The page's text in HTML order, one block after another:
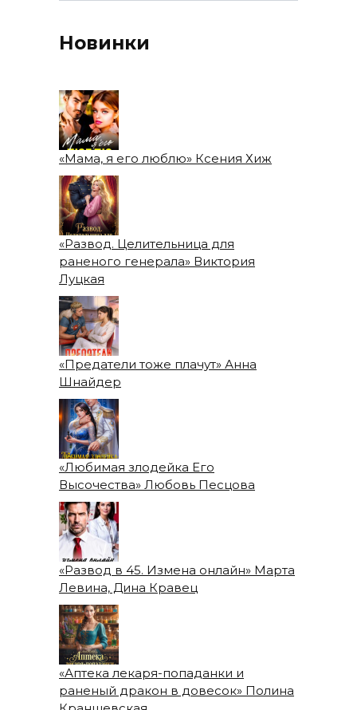
Новинки
«Мама, я его люблю» Ксения Хиж
«Развод. Целительница для
раненого генерала» Виктория
Луцкая
«Предатели тоже плачут» Анна
Шнайдер
«Любимая злодейка Его
Высочества» Любовь Песцова
«Развод в 45. Измена онлайн» Марта
Левина, Дина Кравец
«Аптека лекаря-попаданки и
раненый дракон в довесок» Полина